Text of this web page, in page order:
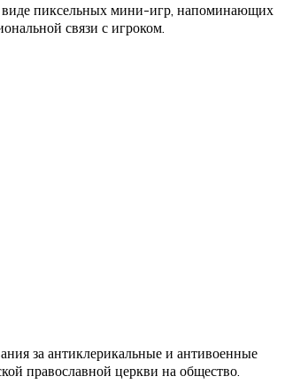
виде пиксельных мини-игр, напоминающих
связи с игроком.
за антиклерикальные и антивоенные
православной церкви на общество.